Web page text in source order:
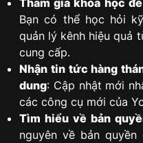
Bạn có thể học hỏi
quản lý kênh hiệu quả
cung cấp.
Nhận tin tức hàng
dung: Cập nhật mới
các công cụ mới của
Tìm hiểu về bản
nguyên về bản